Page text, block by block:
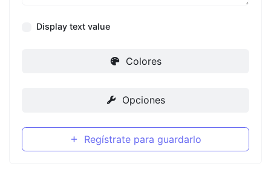
Display text value
Colores
Opciones
Regístrate para guardarlo